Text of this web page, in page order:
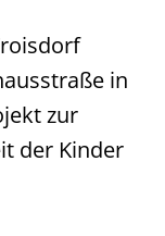
in
zur
der Kinder